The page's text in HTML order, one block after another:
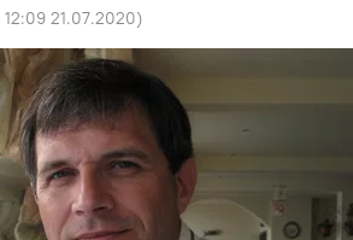
12:09 21.07.2020)